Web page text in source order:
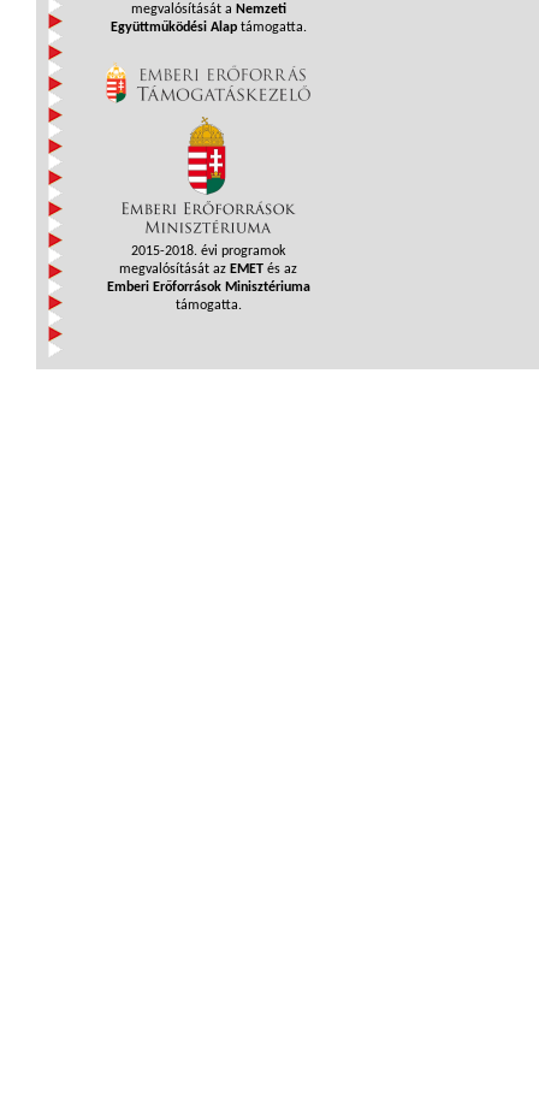
megvalósítását a Nemzeti
Együttműködési Alaptámogatta.
2015-2018. évi programok
megvalósítását az EMET és az
Emberi Erőforrások Minisztériuma
támogatta.